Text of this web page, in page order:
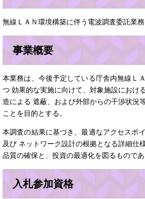
無線ＬＡＮ環境構築に伴う電波調査委託業務
事業概要
本業務は、今後予定している庁舎内無線Ｌ
つ 効果的な実施に向けて、対象施設におけ
造による 遮蔽、および外部からの干渉状況
ことを目的とする。
本調査の結果に基づき、最適なアクセスポ
及び ネットワーク設計の根拠となる詳細仕
品質の確保と、投資の最適化を図るものであ
入札参加資格